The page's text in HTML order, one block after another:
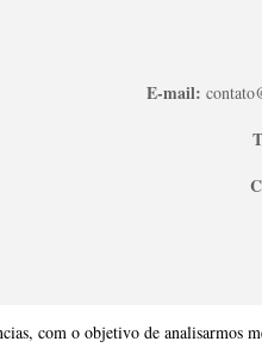
com o objetivo de analisarmos
E-mail: